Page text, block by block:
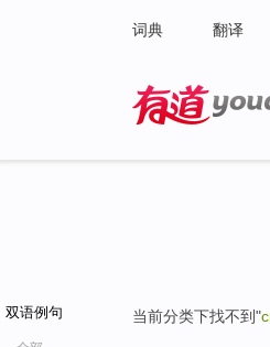
词典 翻译
双语例句 当前分类下找不到"